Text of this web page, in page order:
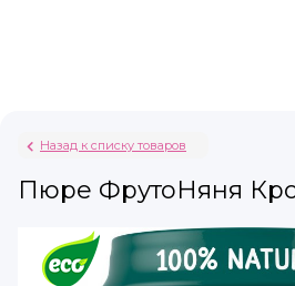
Назад к списку товаров
Пюре ФрутоНяня